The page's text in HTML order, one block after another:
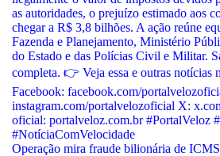
Operação mira fraude bilionária de ICMS